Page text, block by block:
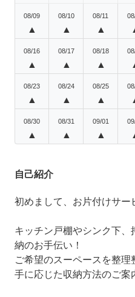
08/09
▲
08/10
▲
08/11
▲
08/16
▲
08/17
▲
08/18
▲
08/23
▲
08/24
▲
08/25
▲
08/30
▲
08/31
▲
09/01
▲
自己紹介
初めまして、お片付けサー
キッチン戸棚やシンク下、
納のお手伝い！
ご希望のスーペースを整
手に応じた収納方法のご案